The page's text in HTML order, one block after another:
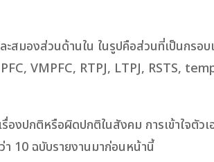
สมองส่วนด้านใน ในรูปคือส่วนที่เป็นกรอบ
VMPFC, RTPJ, LTPJ, RSTS,
ปกติหรือผิดปกติในสังคม การเข้าใจตัวเอ
า 10 ฉบับรายงานมาก่อนหน้านี้